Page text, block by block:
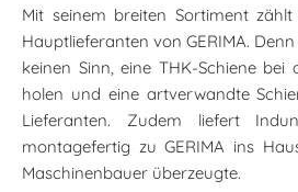
Mit seinem breiten Sortiment
Hauptlieferanten von GERIMA.
keinen Sinn, eine THK-Schiene bei
holen und eine artverwandte
Lieferanten. Zudem liefert
montagefertig zu GERIMA ins
Maschinenbauer überzeugte.